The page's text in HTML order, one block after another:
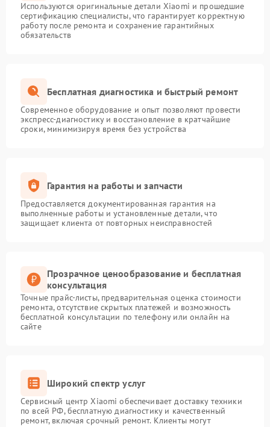
Используются оригинальные детали Xiaomi и прошедшие
сертификацию специалисты, что гарантирует корректную
работу после ремонта и сохранение гарантийных
обязательств
Бесплатная диагностика и быстрый ремонт
Современное оборудование и опыт позволяют провести
экспресс-диагностику и восстановление в кратчайшие
сроки, минимизируя время без устройства
Гарантия на работы и запчасти
Предоставляется документированная гарантия на
выполненные работы и установленные детали, что
защищает клиента от повторных неисправностей
Прозрачное ценообразование и бесплатная
консультация
Точные прайс-листы, предварительная оценка стоимости
ремонта, отсутствие скрытых платежей и возможность
бесплатной консультации по телефону или онлайн на
сайте
Широкий спектр услуг
Сервисный центр Xiaomi обеспечивает доставку техники
по всей РФ, бесплатную диагностику и качественный
ремонт, включая срочный ремонт. Клиенты могут